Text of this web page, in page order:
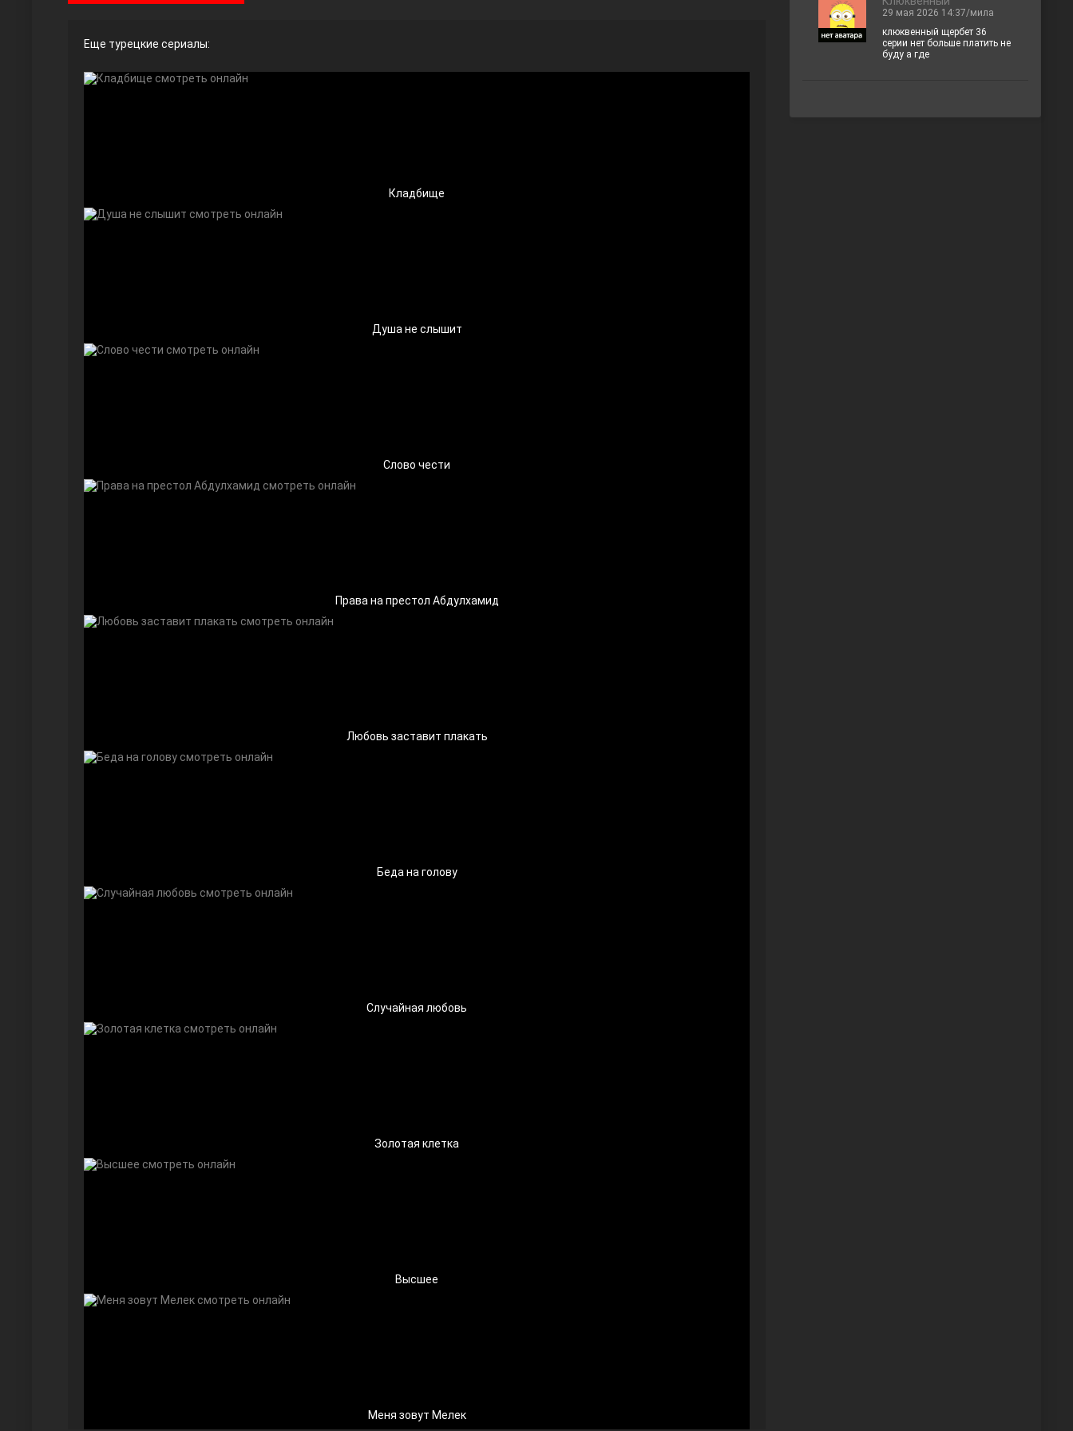
Ты назови
Девушка за стеклом
Еще турецкие сериалы:
Кладбище
Душа не слышит
Слово чести
Права на престол Абдулхамид
Любовь заставит плакать
Беда на голову
Случайная любовь
Золотая клетка
Высшее
Меня зовут Мелек
29 мая 2026 14:37/мила
клюквенный щербет 36
серии нет больше платить не
буду а где